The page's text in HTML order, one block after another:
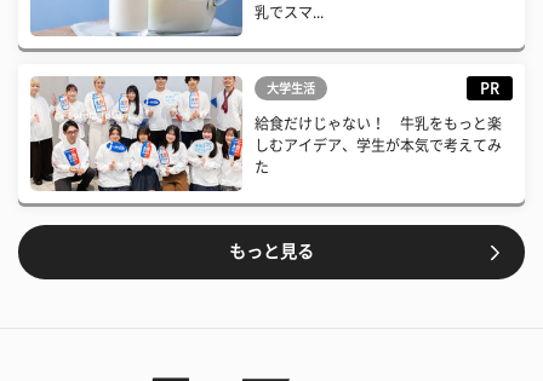
乳でスマ...
大学生活 PR
給食だけじゃない！ 牛乳をもっと楽
しむアイデア、学生が本気で考えてみ
た
もっと見る